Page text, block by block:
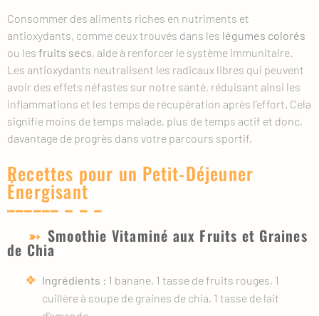
Consommer des aliments riches en nutriments et
antioxydants, comme ceux trouvés dans les légumes colorés
ou les fruits secs, aide à renforcer le système immunitaire.
Les antioxydants neutralisent les radicaux libres qui peuvent
avoir des effets néfastes sur notre santé, réduisant ainsi les
inflammations et les temps de récupération après l’effort. Cela
signifie moins de temps malade, plus de temps actif et donc,
davantage de progrès dans votre parcours sportif.
Recettes pour un Petit-Déjeuner
Énergisant
Smoothie Vitaminé aux Fruits et Graines
de Chia
Ingrédients : 1 banane, 1 tasse de fruits rouges, 1
cuillère à soupe de graines de chia, 1 tasse de lait